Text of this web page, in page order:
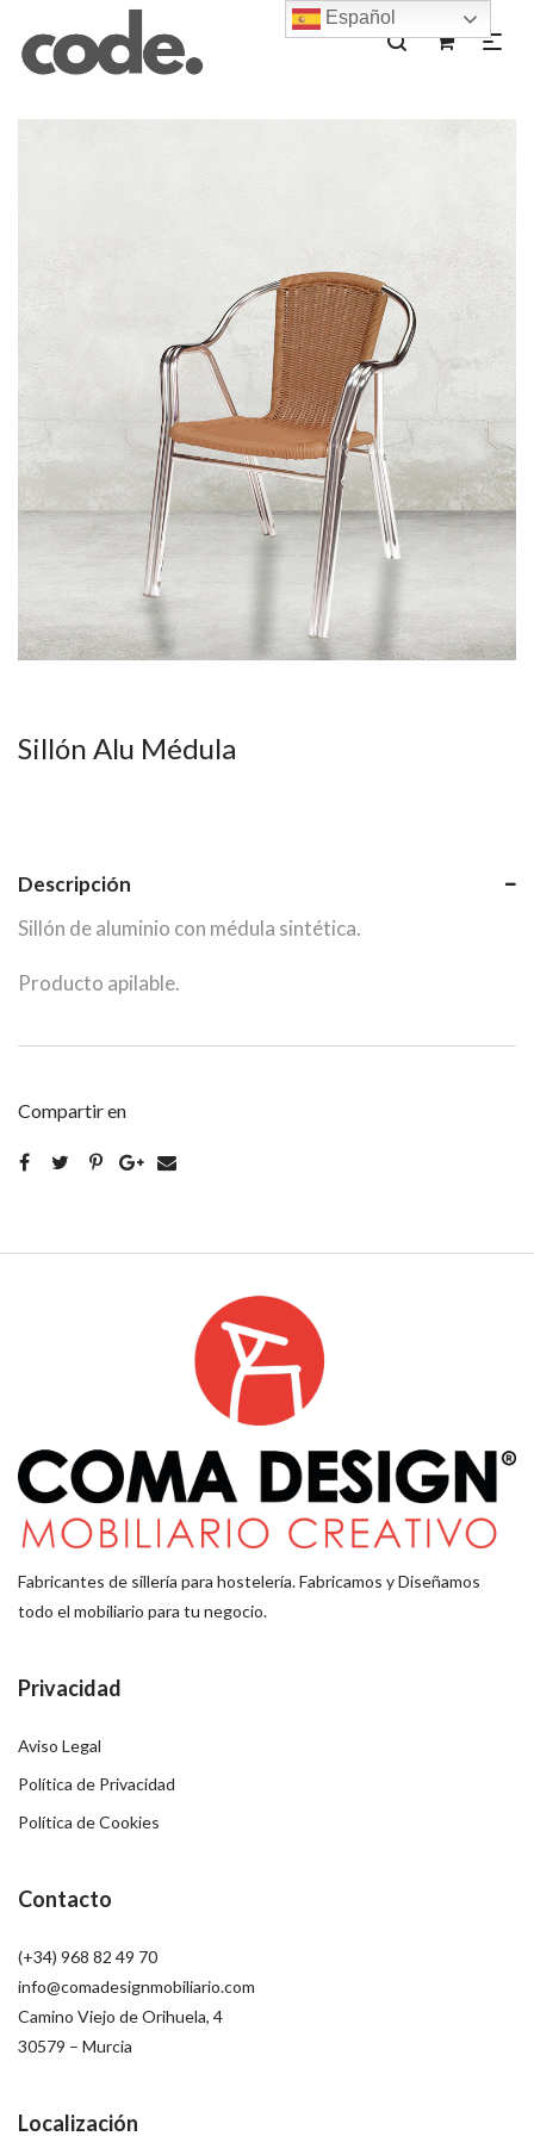
Sillón Alu Médula
Descripción
Sillón de aluminio con médula sintética.
Producto apilable.
Compartir en
Fabricantes de sillería para hostelería. Fabricamos y Diseñamos
todo el mobiliario para tu negocio.
Privacidad
Aviso Legal
Política de Privacidad
Política de Cookies
Contacto
(+34) 968 82 49 70
info@comadesignmobiliario.com
Camino Viejo de Orihuela, 4
30579 – Murcia
Localización
Español